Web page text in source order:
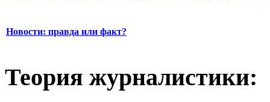
Новости: правда или факт?
Теория журналистики: